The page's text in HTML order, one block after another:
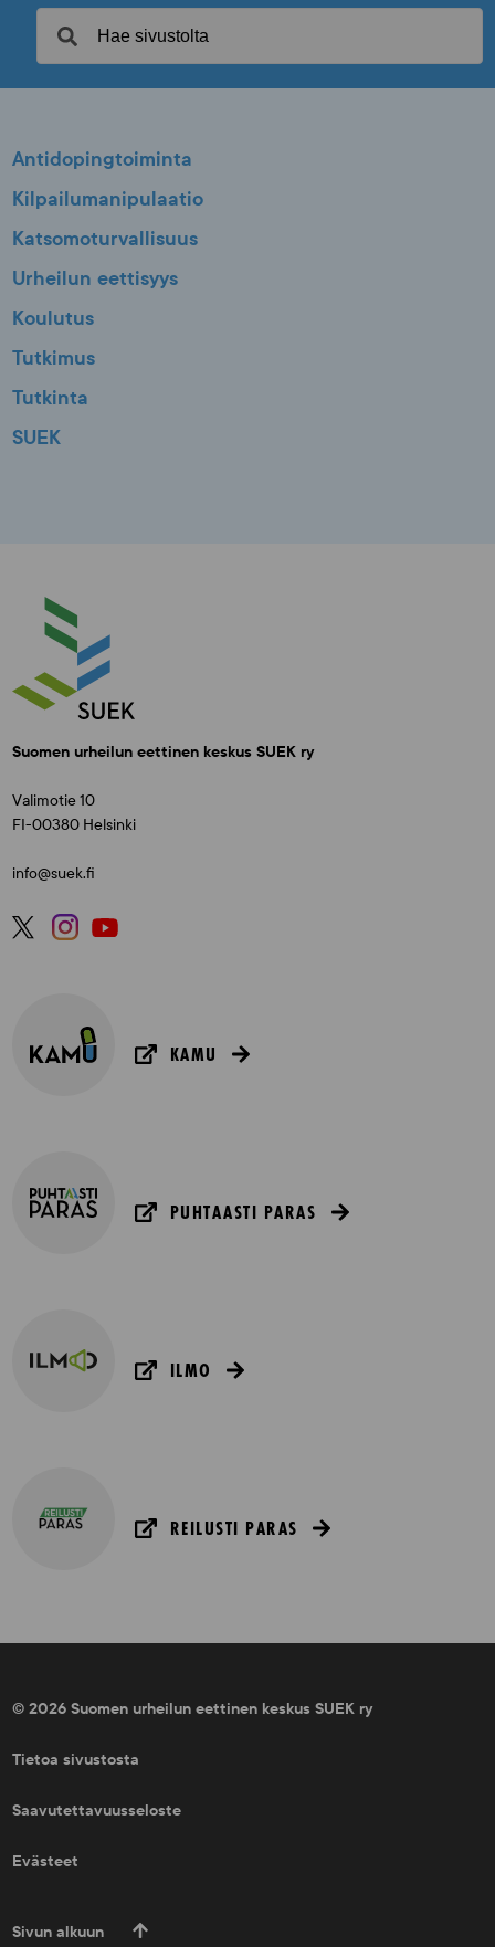
Antidopingtoiminta
Kilpailumanipulaatio
Katsomoturvallisuus
Urheilun eettisyys
Koulutus
Tutkimus
Tutkinta
SUEK
Suomen urheilun eettinen keskus SUEK ry
Valimotie 10
FI-00380 Helsinki
info@suek.fi
KAMU
PUHTAASTI PARAS
ILMO
REILUSTI PARAS
© 2026 Suomen urheilun eettinen keskus SUEK ry
Tietoa sivustosta
Saavutettavuusseloste
Evästeet
Sivun alkuun